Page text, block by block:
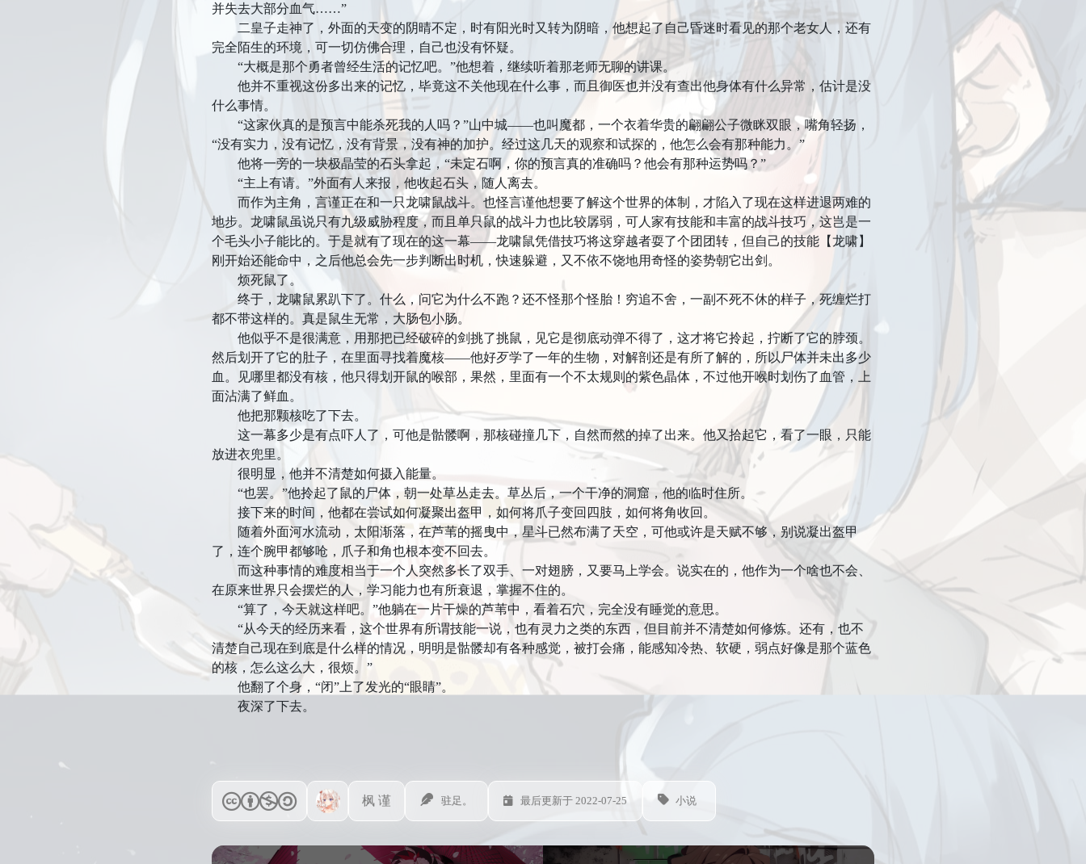
并失去大部分血气……”
二皇子走神了，外面的天变的阴晴不定，时有阳光时又转为阴暗，他想起了自己昏迷时看见的那个老女人，还有
完全陌生的环境，可一切仿佛合理，自己也没有怀疑。
“大概是那个勇者曾经生活的记忆吧。”他想着，继续听着那老师无聊的讲课。
他并不重视这份多出来的记忆，毕竟这不关他现在什么事，而且御医也并没有查出他身体有什么异常，估计是没
什么事情。
“这家伙真的是预言中能杀死我的人吗？”山中城——也叫魔都，一个衣着华贵的翩翩公子微眯双眼，嘴角轻扬，
“没有实力，没有记忆，没有背景，没有神的加护。经过这几天的观察和试探的，他怎么会有那种能力。”
他将一旁的一块极晶莹的石头拿起，“未定石啊，你的预言真的准确吗？他会有那种运势吗？”
“主上有请。”外面有人来报，他收起石头，随人离去。
而作为主角，言谨正在和一只龙啸鼠战斗。也怪言谨他想要了解这个世界的体制，才陷入了现在这样进退两难的
地步。龙啸鼠虽说只有九级威胁程度，而且单只鼠的战斗力也比较孱弱，可人家有技能和丰富的战斗技巧，这岂是一
个毛头小子能比的。于是就有了现在的这一幕——龙啸鼠凭借技巧将这穿越者耍了个团团转，但自己的技能【龙啸】
刚开始还能命中，之后他总会先一步判断出时机，快速躲避，又不依不饶地用奇怪的姿势朝它出剑。
烦死鼠了。
终于，龙啸鼠累趴下了。什么，问它为什么不跑？还不怪那个怪胎！穷追不舍，一副不死不休的样子，死缠烂打
都不带这样的。真是鼠生无常，大肠包小肠。
他似乎不是很满意，用那把已经破碎的剑挑了挑鼠，见它是彻底动弹不得了，这才将它拎起，拧断了它的脖颈。
然后划开了它的肚子，在里面寻找着魔核——他好歹学了一年的生物，对解剖还是有所了解的，所以尸体并未出多少
血。见哪里都没有核，他只得划开鼠的喉部，果然，里面有一个不太规则的紫色晶体，不过他开喉时划伤了血管，上
面沾满了鲜血。
他把那颗核吃了下去。
这一幕多少是有点吓人了，可他是骷髅啊，那核碰撞几下，自然而然的掉了出来。他又拾起它，看了一眼，只能
放进衣兜里。
很明显，他并不清楚如何摄入能量。
“也罢。”他拎起了鼠的尸体，朝一处草丛走去。草丛后，一个干净的洞窟，他的临时住所。
接下来的时间，他都在尝试如何凝聚出盔甲，如何将爪子变回四肢，如何将角收回。
随着外面河水流动，太阳渐落，在芦苇的摇曳中，星斗已然布满了天空，可他或许是天赋不够，别说凝出盔甲
了，连个腕甲都够呛，爪子和角也根本变不回去。
而这种事情的难度相当于一个人突然多长了双手、一对翅膀，又要马上学会。说实在的，他作为一个啥也不会、
在原来世界只会摆烂的人，学习能力也有所衰退，掌握不住的。
“算了，今天就这样吧。”他躺在一片干燥的芦苇中，看着石穴，完全没有睡觉的意思。
“从今天的经历来看，这个世界有所谓技能一说，也有灵力之类的东西，但目前并不清楚如何修炼。还有，也不
清楚自己现在到底是什么样的情况，明明是骷髅却有各种感觉，被打会痛，能感知冷热、软硬，弱点好像是那个蓝色
的核，怎么这么大，很烦。”
他翻了个身，“闭”上了发光的“眼睛”。
夜深了下去。
枫 谨 驻足。 最后更新于 2022-07-25 小说